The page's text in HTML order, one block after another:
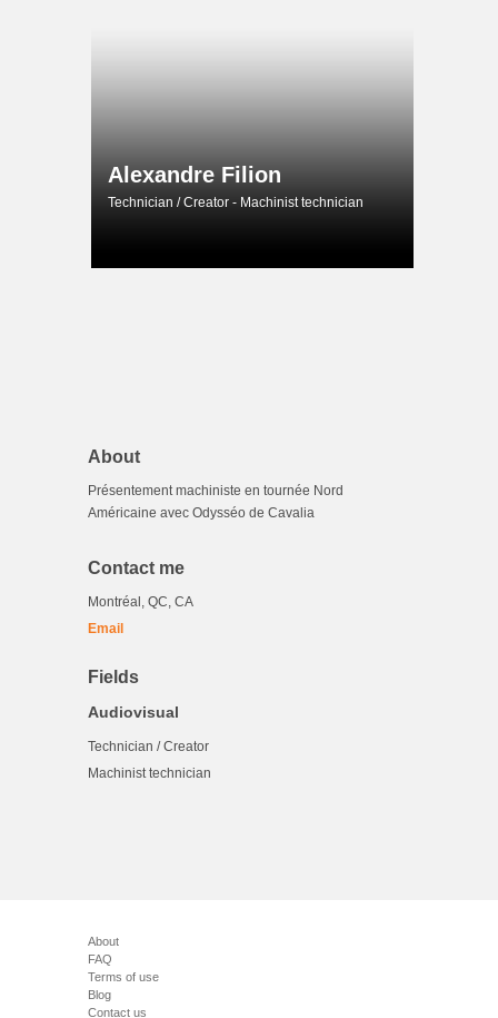
Alexandre Filion
Technician / Creator - Machinist technician
About
Présentement machiniste en tournée Nord
Américaine avec Odysséo de Cavalia
Contact me
Montréal, QC, CA
Email
Fields
Audiovisual
Technician / Creator
Machinist technician
About
FAQ
Terms of use
Blog
Contact us